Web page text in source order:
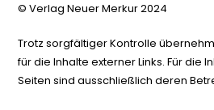
© Verlag Neuer Merkur 2024
Trotz sorgfältiger Kontrolle
für die Inhalte externer Links. Für die
Seiten sind ausschließlich deren